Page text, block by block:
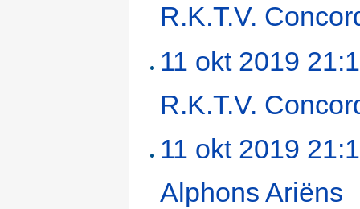
R.K.T.V.
11 okt 2019
R.K.T.V.
11 okt 2019
Alphons Ariëns